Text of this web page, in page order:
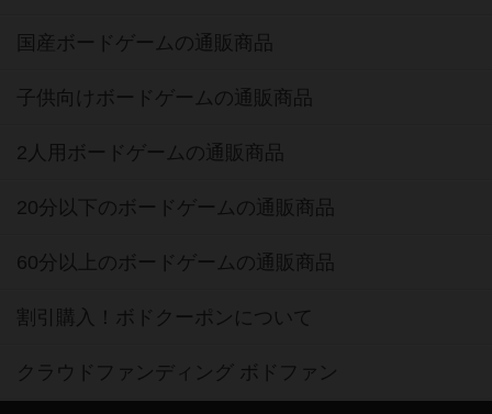
国産ボードゲームの通販商品
子供向けボードゲームの通販商品
2人用ボードゲームの通販商品
20分以下のボードゲームの通販商品
60分以上のボードゲームの通販商品
割引購入！ボドクーポンについて
クラウドファンディング ボドファン